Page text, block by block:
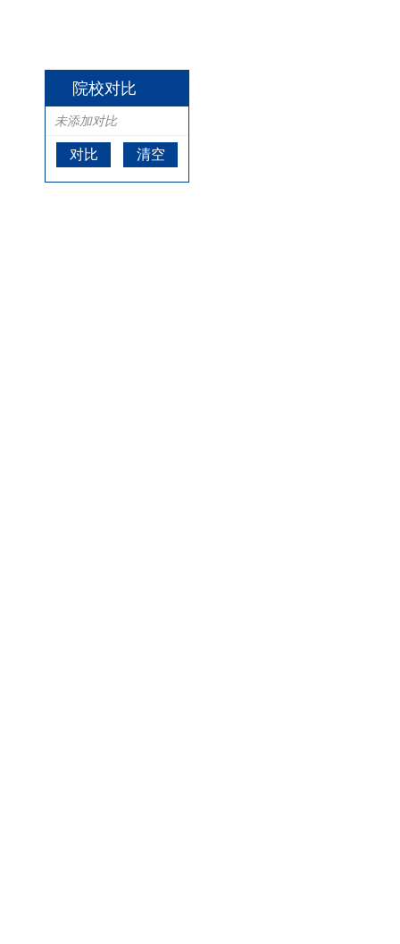
院校对比
未添加对比
对比 清空